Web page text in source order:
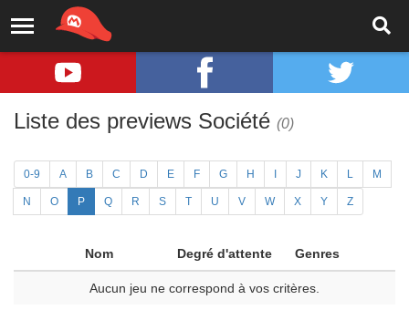
Liste des previews Société (0)
0-9 A B C D E F G H J K L M
N O P Q R S T U V W X Y Z
Nom Degré d'attente Genres
Aucun jeu ne correspond à vos critères.